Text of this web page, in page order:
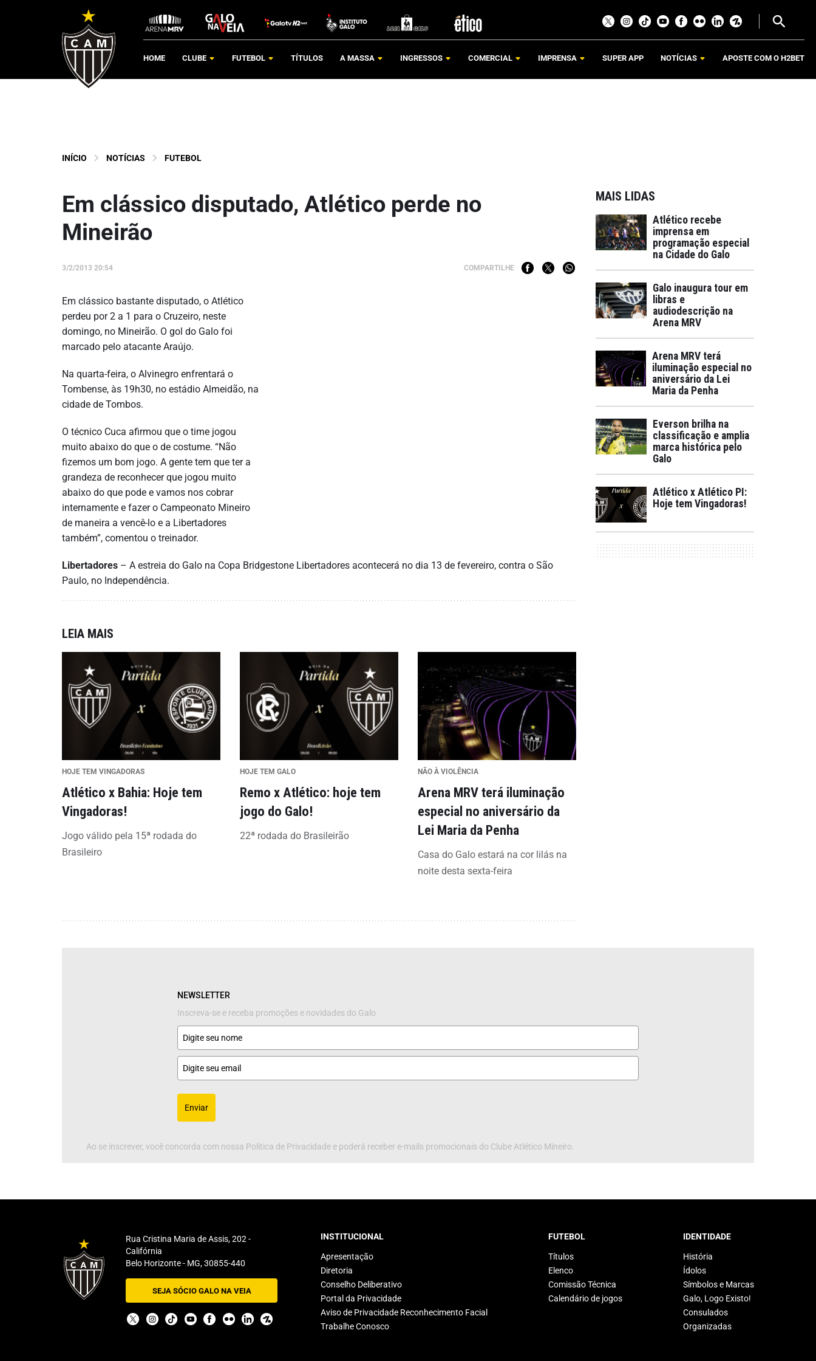
HOME CLUBE FUTEBOL TÍTULOS A MASSA INGRESSOS COMERCIAL IMPRENSA SUPER APP NOTÍCIAS APOSTE COM O H2BET
INÍCIO NOTÍCIAS FUTEBOL
Em clássico disputado, Atlético perde no
Mineirão
3/2/2013 20:54 COMPARTILHE
Em clássico bastante disputado, o Atlético
perdeu por 2 a 1 para o Cruzeiro, neste
domingo, no Mineirão. O gol do Galo foi
marcado pelo atacante Araújo.
Na quarta-feira, o Alvinegro enfrentará o
Tombense, às 19h30, no estádio Almeidão, na
cidade de Tombos.
O técnico Cuca afirmou que o time jogou
muito abaixo do que o de costume. “Não
fizemos um bom jogo. A gente tem que ter a
grandeza de reconhecer que jogou muito
abaixo do que pode e vamos nos cobrar
internamente e fazer o Campeonato Mineiro
de maneira a vencê-lo e a Libertadores
também”, comentou o treinador.
Libertadores – A estreia do Galo na Copa Bridgestone Libertadores acontecerá no dia 13 de fevereiro, contra o São
Paulo, no Independência.
LEIA MAIS
HOJE TEM VINGADORAS
Atlético x Bahia: Hoje tem
Vingadoras!
Jogo válido pela 15ª rodada do
Brasileiro
HOJE TEM GALO
Remo x Atlético: hoje tem
jogo do Galo!
22ª rodada do Brasileirão
NÃO À VIOLÊNCIA
Arena MRV terá iluminação
especial no aniversário da
Lei Maria da Penha
Casa do Galo estará na cor lilás na
noite desta sexta-feira
MAIS LIDAS
Atlético recebe
imprensa em
programação especial
na Cidade do Galo
Galo inaugura tour em
libras e
audiodescrição na
Arena MRV
Arena MRV terá
iluminação especial no
aniversário da Lei
Maria da Penha
Everson brilha na
classificação e amplia
marca histórica pelo
Galo
Atlético x Atlético PI:
Hoje tem Vingadoras!
NEWSLETTER
Inscreva-se e receba promoções e novidades do Galo
Enviar
Ao se inscrever, você concorda com nossa Política de Privacidade e poderá receber e-mails promocionais do Clube Atlético Mineiro.
Rua Cristina Maria de Assis, 202 -
Califórnia
Belo Horizonte - MG, 30855-440
SEJA SÓCIO GALO NA VEIA
INSTITUCIONAL
Apresentação
Diretoria
Conselho Deliberativo
Portal da Privacidade
Aviso de Privacidade Reconhecimento Facial
Trabalhe Conosco
FUTEBOL
Títulos
Elenco
Comissão Técnica
Calendário de jogos
IDENTIDADE
História
Ídolos
Símbolos e Marcas
Galo, Logo Existo!
Consulados
Organizadas